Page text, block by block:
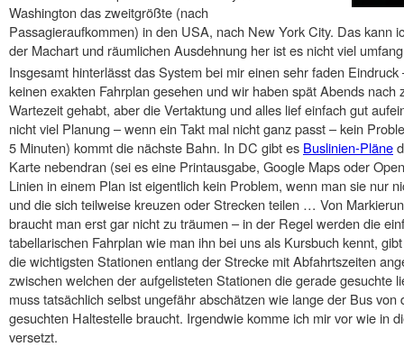
Washington das zweitgrößte (nach
Passagieraufkommen) in den USA, nach New York City. Das kann
der Machart und räumlichen Ausdehnung her ist es nicht viel
Insgesamt hinterlässt das System bei mir einen sehr faden
keinen exakten Fahrplan gesehen und wir haben spät Abends nach
Wartezeit gehabt, aber die Vertaktung und alles lief einfach gut
nicht viel Planung – wenn ein Takt mal nicht ganz passt – kein
5 Minuten) kommt die nächste Bahn. In DC gibt es Buslinien-Pläne
Karte nebendran (sei es eine Printausgabe, Google Maps oder
Linien in einem Plan ist eigentlich kein Problem, wenn man sie nur
und die sich teilweise kreuzen oder Strecken teilen … Von
braucht man erst gar nicht zu träumen – in der Regel werden die
tabellarischen Fahrplan wie man ihn bei uns als Kursbuch kennt,
die wichtigsten Stationen entlang der Strecke mit Abfahrtszeiten
zwischen welchen der aufgelisteten Stationen die gerade gesuchte
muss tatsächlich selbst ungefähr abschätzen wie lange der Bus
gesuchten Haltestelle braucht. Irgendwie komme ich mir vor wie in
versetzt.